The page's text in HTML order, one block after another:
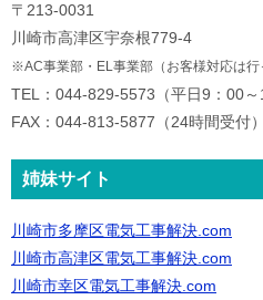
〒213-0031
川崎市高津区宇奈根779-4
※AC事業部・EL事業部（お客様対応は行
TEL：044-829-5573（平日9：00～
FAX：044-813-5877（24時間受付）
姉妹サイト
川崎市多摩区電気工事解決.com
川崎市高津区電気工事解決.com
川崎市幸区電気工事解決.com